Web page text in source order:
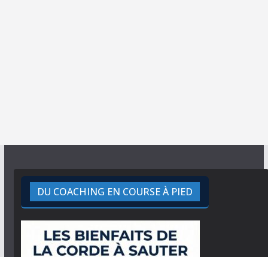
DU COACHING EN COURSE À PIED